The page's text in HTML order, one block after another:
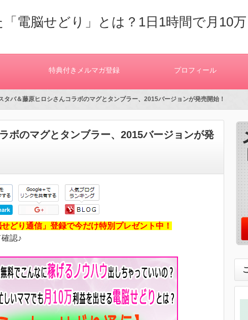
電脳せどり」とは？1日1時間で月10万
特典付きメルマガ登録 プロフィール
タバ＆藤原ヒロシさんコラボのマグとタンブラー、2015バージョンが発売開始！
ボのマグとタンブラー、2015バージョンが発
どり通信」登録で今だけ特別プレゼント中！
認♪